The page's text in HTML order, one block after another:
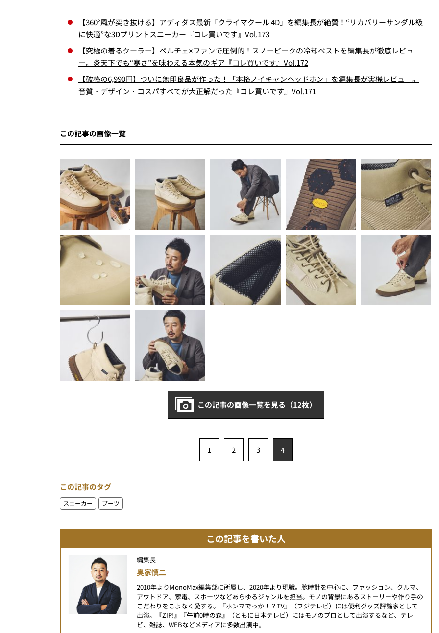
【360°風が突き抜ける】アディダス最新「クライマクール 4D」を編集長が絶賛！“リカバリーサンダル級
に快適”な3Dプリントスニーカー『コレ買いです』Vol.173
【究極の着るクーラー】ペルチェ×ファンで圧倒的！スノーピークの冷却ベストを編集長が徹底レビュ
ー。炎天下でも“寒さ”を味わえる本気のギア『コレ買いです』Vol.172
【破格の6,990円】ついに無印良品が作った！「本格ノイキャンヘッドホン」を編集長が実機レビュー。
音質・デザイン・コスパすべてが大正解だった『コレ買いです』Vol.171
この記事の画像一覧
この記事の画像一覧を見る（12枚）
1 2 3 4
この記事のタグ
スニーカー ブーツ
この記事を書いた人
編集長
奥家慎二
2010年よりMonoMax編集部に所属し、2020年より現職。腕時計を中心に、ファッション、クルマ、
アウトドア、家電、スポーツなどあらゆるジャンルを担当。モノの背景にあるストーリーや作り手の
こだわりをこよなく愛する。『ホンマでっか！？TV』（フジテレビ）には便利グッズ評論家として
出演。『ZIP!』『午前0時の森』（ともに日本テレビ）にはモノのプロとして出演するなど、テレ
ビ、雑誌、WEBなどメディアに多数出演中。